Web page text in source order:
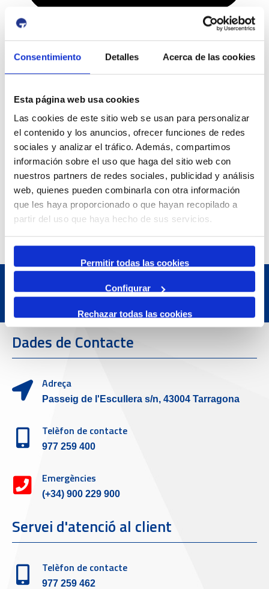
Consentimiento Detalles Acerca de las cookies
Esta página web usa cookies
Las cookies de este sitio web se usan para personalizar
el contenido y los anuncios, ofrecer funciones de redes
sociales y analizar el tráfico. Además, compartimos
información sobre el uso que haga del sitio web con
nuestros partners de redes sociales, publicidad y análisis
web, quienes pueden combinarla con otra información
que les haya proporcionado o que hayan recopilado a
partir del uso que haya hecho de sus servicios.
Permitir todas las cookies
Configurar
Rechazar todas las cookies
Canals socials del Moll de Costa
Dades de Contacte
Adreça
Passeig de l'Escullera s/n, 43004 Tarragona
Telèfon de contacte
977 259 400
Emergències
(+34) 900 229 900
Servei d'atenció al client
Telèfon de contacte
977 259 462